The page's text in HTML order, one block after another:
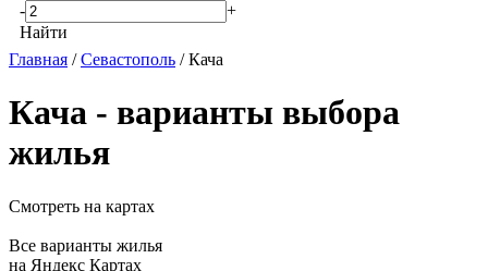
-
+
Найти
Главная /Севастополь / Кача
Кача - варианты выбора
жилья
Смотреть на картах
Все варианты жилья
на Яндекс Картах